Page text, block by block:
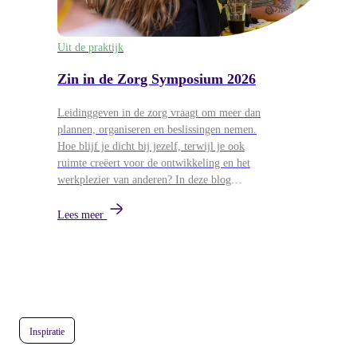
Uit de praktijk
Zin in de Zorg Symposium 2026
Leidinggeven in de zorg vraagt om meer dan
plannen, organiseren en beslissingen nemen.
Hoe blijf je dicht bij jezelf, terwijl je ook
ruimte creëert voor de ontwikkeling en het
werkplezier van anderen? In deze blog
Symposium van 26 mei, waar
Lees meer
Inspiratie